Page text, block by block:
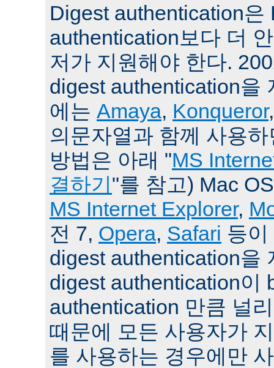
Digest authentication은
authentication보다 더
저가 지원해야 한다.
digest authentication을
에는 Amaya, Konqueror
의문자열과 함께 사용
방법은 아래 "MS
결하기"를 참고) Mac
MS Internet Explorer,
전 7, Opera, Safari 등
digest authentication을
digest authentication이
authentication 만큼 널
때문에 모든 사용자가
를 사용하는 경우에만